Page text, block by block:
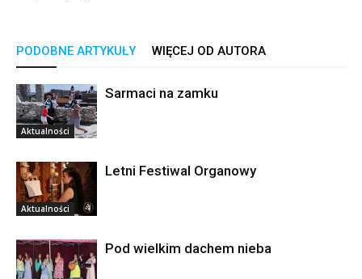
PODOBNE ARTYKUŁY WIĘCEJ OD AUTORA
Aktualności
Sarmaci na zamku
Aktualności
Letni Festiwal Organowy
Pod wielkim dachem nieba